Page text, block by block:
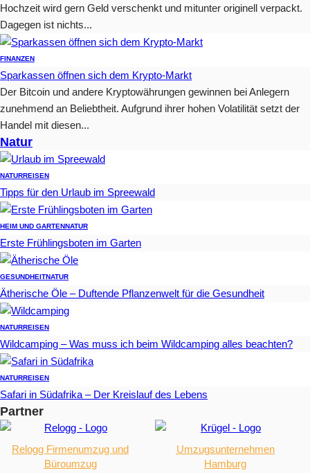
Hochzeit wird gern Geld verschenkt und mitunter originell verpackt.
Dagegen ist nichts...
FINANZEN
Sparkassen öffnen sich dem Krypto-Markt
Der Bitcoin und andere Kryptowährungen gewinnen bei Anlegern
zunehmend an Beliebtheit. Aufgrund ihrer hohen Volatilität setzt der
Handel mit diesen...
Natur
NATURREISEN
Tipps für den Urlaub im Spreewald
HEIM UND GARTENNATUR
Erste Frühlingsboten im Garten
GESUNDHEITNATUR
Ätherische Öle – Duftende Pflanzenwelt für die Gesundheit
NATURREISEN
Wildcamping – Was muss ich beim Wildcamping alles beachten?
NATURREISEN
Safari in Südafrika – Der Kreislauf des Lebens
Partner
Relogg Firmenumzug und
Büroumzug
Umzugsunternehmen
Hamburg